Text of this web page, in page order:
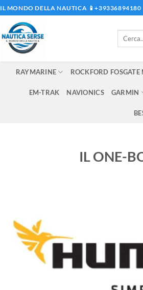
IL MONDO DELLA NAUTICA 📱+39336894180
Cerca:
RAYMARINE ROCKFORD FOSGATE
EM-TRAK NAVIONICS GARMIN
IL ONE-